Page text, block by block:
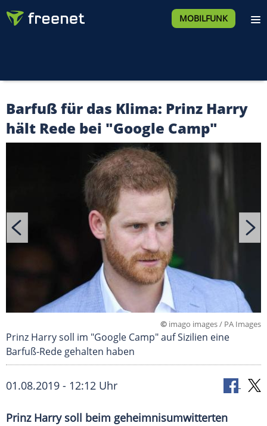
MOBILFUNK
Barfuß für das Klima: Prinz Harry
hält Rede bei "Google Camp"
© imago images / PA Images
Prinz Harry soll im "Google Camp" auf Sizilien eine
Barfuß-Rede gehalten haben
01.08.2019 - 12:12 Uhr
Prinz Harrysoll beim geheimnisumwitterten